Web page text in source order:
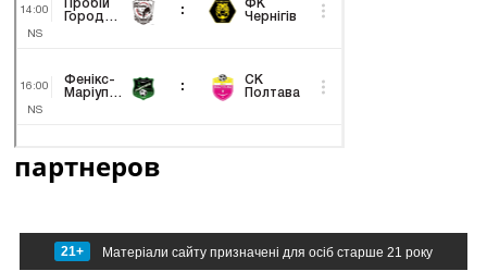
партнеров
21+ Матеріали сайту призначені для осіб старше 21 року